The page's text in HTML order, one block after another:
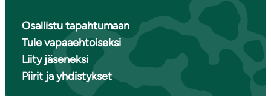
Osallistu tapahtumaan
Tule vapaaehtoiseksi
Liity jäseneksi
Piirit ja yhdistykset